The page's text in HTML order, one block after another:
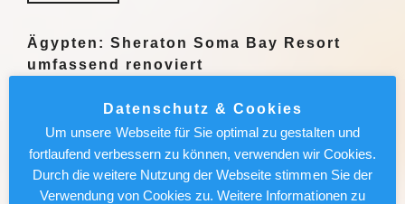
Ägypten: Sheraton Soma Bay Resort
umfassend renoviert
Das Sheraton Soma Bay Resort hat die umfassende
sowie Lobby und Restaurants des Fünf-Sterne-
Hauses in Ägypten wurden neu gestaltet. Quelle Das
Sheraton Soma Bay Resort hat…
Datenschutz & Cookies
Um unsere Webseite für Sie optimal zu gestalten und
fortlaufend verbessern zu können, verwenden wir Cookies.
Durch die weitere Nutzung der Webseite stimmen Sie der
Verwendung von Cookies zu. Weitere Informationen zu